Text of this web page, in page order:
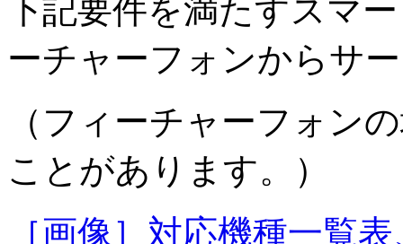
下記要件を満たすスマ
ーチャーフォンからサ
（フィーチャーフォン
ことがあります。）
［画像］対応機種一覧